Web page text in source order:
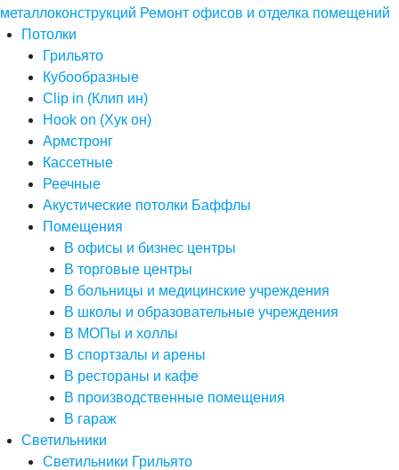
металлоконструкций Ремонт офисов и отделка помещений
Потолки
Грильято
Кубообразные
Clip in (Клип ин)
Hook on (Хук он)
Армстронг
Кассетные
Реечные
Акустические потолки Баффлы
Помещения
В офисы и бизнес центры
В торговые центры
В больницы и медицинские учреждения
В школы и образовательные учреждения
В МОПы и холлы
В спортзалы и арены
В рестораны и кафе
В производственные помещения
В гараж
Светильники
Светильники Грильято